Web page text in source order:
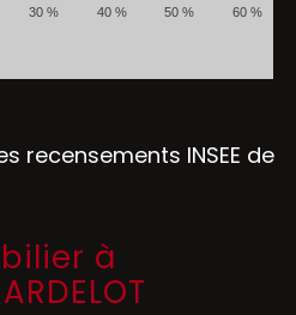
60 %
50 %
40 %
30 %
recensements INSEE de
à